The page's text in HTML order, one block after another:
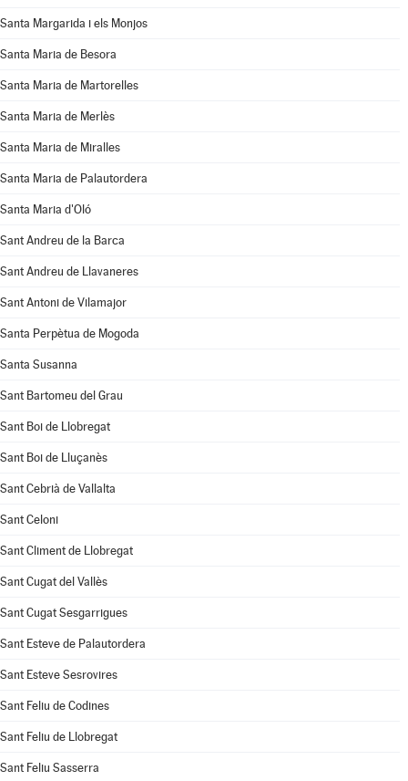
Santa Margarida i els Monjos
Santa Maria de Besora
Santa Maria de Martorelles
Santa Maria de Merlès
Santa Maria de Miralles
Santa Maria de Palautordera
Santa Maria d'Oló
Sant Andreu de la Barca
Sant Andreu de Llavaneres
Sant Antoni de Vilamajor
Santa Perpètua de Mogoda
Santa Susanna
Sant Bartomeu del Grau
Sant Boi de Llobregat
Sant Boi de Lluçanès
Sant Cebrià de Vallalta
Sant Celoni
Sant Climent de Llobregat
Sant Cugat del Vallès
Sant Cugat Sesgarrigues
Sant Esteve de Palautordera
Sant Esteve Sesrovires
Sant Feliu de Codines
Sant Feliu de Llobregat
Sant Feliu Sasserra